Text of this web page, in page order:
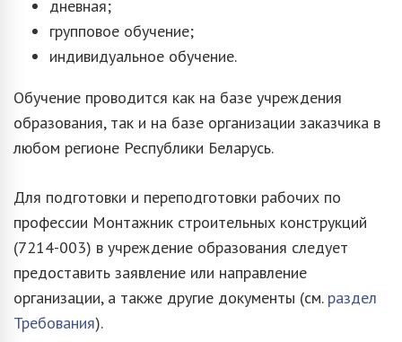
дневная;
групповое обучение;
индивидуальное обучение.
Обучение проводится как на базе учреждения
образования, так и на базе организации заказчика в
любом регионе Республики Беларусь.
Для подготовки и переподготовки рабочих по
профессии Монтажник строительных конструкций
(7214-003) в учреждение образования следует
предоставить заявление или направление
организации, а также другие документы (см. раздел
Требования).